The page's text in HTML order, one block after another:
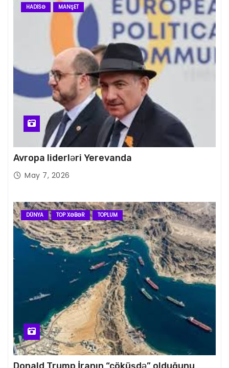
HADISƏ MANŞET
Avropa liderləri Yerevanda
May 7, 2026
DÜNYA TOP XƏBƏR TOPLUM
Donald Trump İranın “çöküşdə” olduğunu